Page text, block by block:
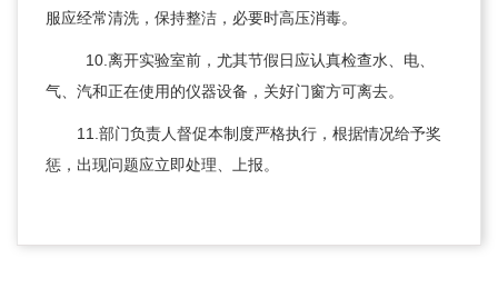
服应经常清洗，保持整洁，必要时高压消毒。
  10.离开实验室前，尤其节假日应认真检查水、电、
气、汽和正在使用的仪器设备，关好门窗方可离去。
11.部门负责人督促本制度严格执行，根据情况给予奖
惩，出现问题应立即处理、上报。